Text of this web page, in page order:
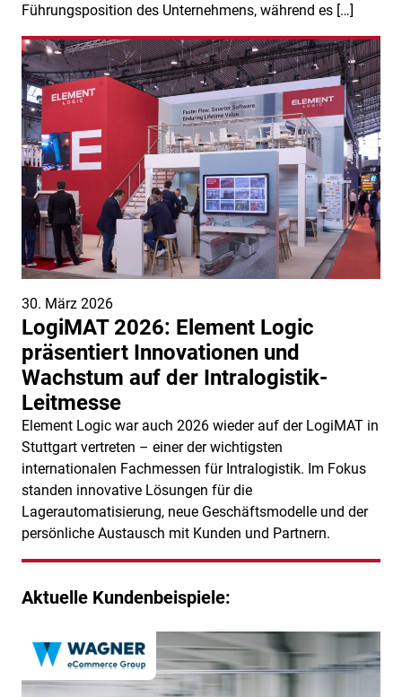
Führungsposition des Unternehmens, während es […]
30. März 2026
LogiMAT 2026: Element Logic
präsentiert Innovationen und
Wachstum auf der Intralogistik-
Leitmesse
Element Logic war auch 2026 wieder auf der LogiMAT in
Stuttgart vertreten – einer der wichtigsten
internationalen Fachmessen für Intralogistik. Im Fokus
standen innovative Lösungen für die
Lagerautomatisierung, neue Geschäftsmodelle und der
persönliche Austausch mit Kunden und Partnern.
Aktuelle Kundenbeispiele: